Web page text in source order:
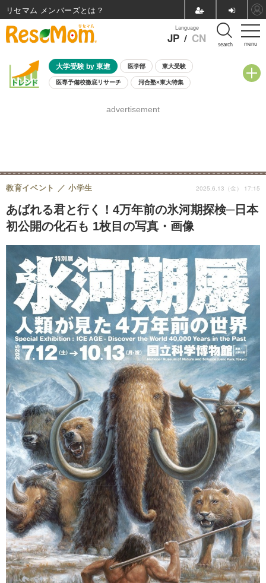
menu
Language
JP / CN search
大学受験 by 東進 医学部 東大受験
医専予備校徹底リサーチ 河合塾×東大特集
8月開催学校説明会・相談会
advertisement
あばれる君と行く！4万年前の氷河期探検─日本
初公開の化石も 1枚目の写真・画像
教育イベント 小学生 2025.6.13（金） 17:15
リセマム メンバーズ